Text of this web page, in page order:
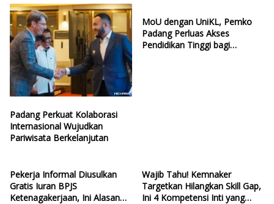
Padang Perkuat Kolaborasi
Internasional Wujudkan
Pariwisata Berkelanjutan
MoU dengan UniKL, Pemko
Padang Perluas Akses
Pendidikan Tinggi bagi
Pekerja Informal Diusulkan
Gratis Iuran BPJS
Ketenagakerjaan, Ini Alasan
Wajib Tahu! Kemnaker
Targetkan Hilangkan Skill Gap,
Ini 4 Kompetensi Inti yang